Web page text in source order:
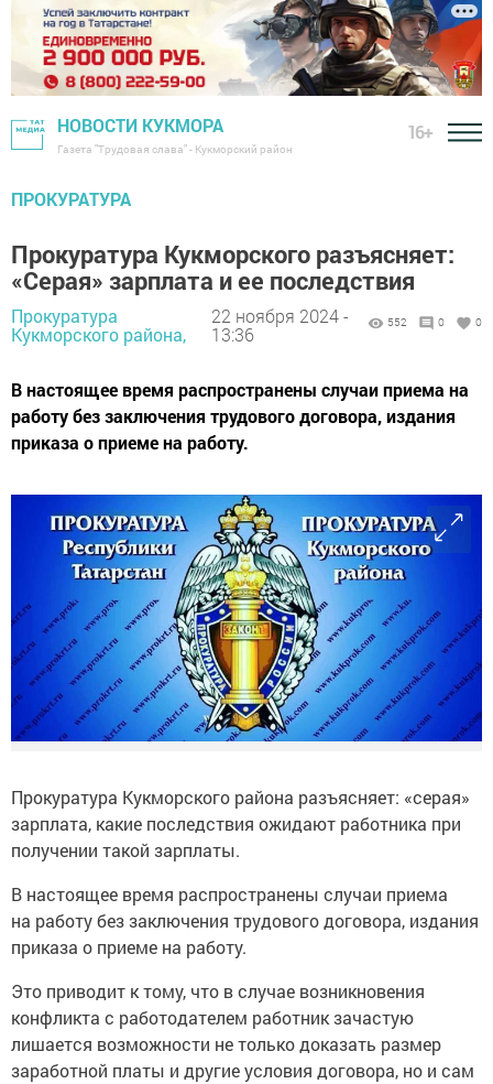
НОВОСТИ КУКМОРА
Газета "Трудовая слава" - Кукморский район
16+
ПРОКУРАТУРА
Прокуратура Кукморского разъясняет:
«Серая» зарплата и ее последствия
Прокуратура
Кукморского района,
22 ноября 2024 -
13:36
552 0 0
В настоящее время распространены случаи приема на
работу без заключения трудового договора, издания
приказа о приеме на работу.
Прокуратура Кукморского района разъясняет: «серая»
зарплата, какие последствия ожидают работника при
получении такой зарплаты.
В настоящее время распространены случаи приема
на работу без заключения трудового договора, издания
приказа о приеме на работу.
Это приводит к тому, что в случае возникновения
конфликта с работодателем работник зачастую
лишается возможности не только доказать размер
заработной платы и другие условия договора, но и сам